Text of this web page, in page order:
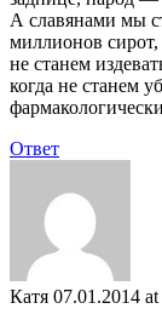
А славянами мы
миллионов
не станем
когда не станем
Ответ
Катя 07.01.2014